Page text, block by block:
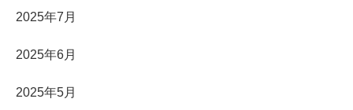
2025年7月
2025年6月
2025年5月